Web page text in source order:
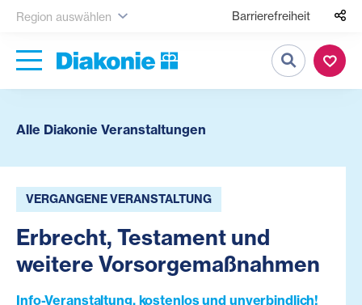
Region auswählen Barrierefreiheit
Suche
Alle Diakonie Veranstaltungen
VERGANGENE VERANSTALTUNG
Erbrecht, Testament und
weitere Vorsorgemaßnahmen
Info-Veranstaltung, kostenlos und unverbindlich!